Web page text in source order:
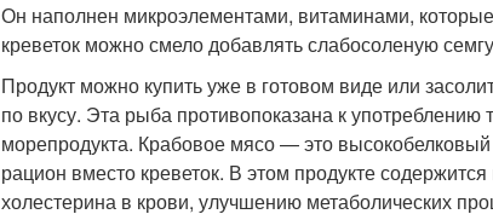
Он наполнен микроэлементами, витаминами,
креветок можно смело добавлять слабосоленую
Продукт можно купить уже в готовом виде или
по вкусу. Эта рыба противопоказана к
морепродукта. Крабовое мясо — это
рацион вместо креветок. В этом продукте
холестерина в крови, улучшению метаболических